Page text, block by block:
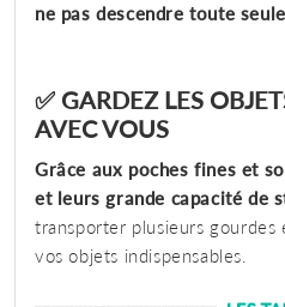
ne pas descendre toute
✅ GARDEZ LES
AVEC VOUS
Grâce aux poches fines et
et leurs grande capacité de
transporter plusieurs gourdes
vos objets indispensables.